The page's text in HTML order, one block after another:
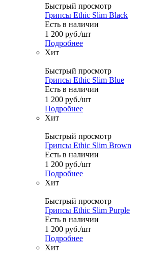
Быстрый просмотр
Грипсы Ethic Slim Black
Есть в наличии
1 200 руб./шт
Подробнее
Хит
Быстрый просмотр
Грипсы Ethic Slim Blue
Есть в наличии
1 200 руб./шт
Подробнее
Хит
Быстрый просмотр
Грипсы Ethic Slim Brown
Есть в наличии
1 200 руб./шт
Подробнее
Хит
Быстрый просмотр
Грипсы Ethic Slim Purple
Есть в наличии
1 200 руб./шт
Подробнее
Хит